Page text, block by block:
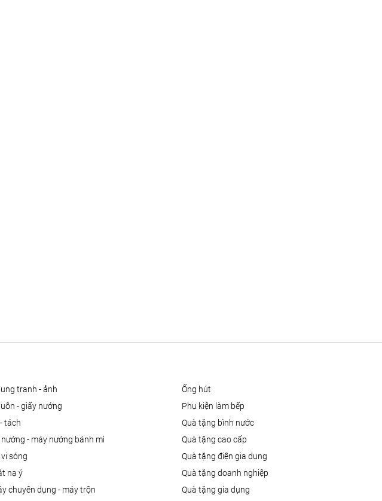
tranh - ảnh
- giấy nướng
tách
nướng - máy nướng bánh mì
vi sóng
nạ ý
chuyên dụng - máy trộn
ống hút
phụ kiện làm bếp
quà tặng bình nước
quà tặng cao cấp
quà tặng điện gia dụng
quà tặng doanh nghiệp
quà tặng gia dụng